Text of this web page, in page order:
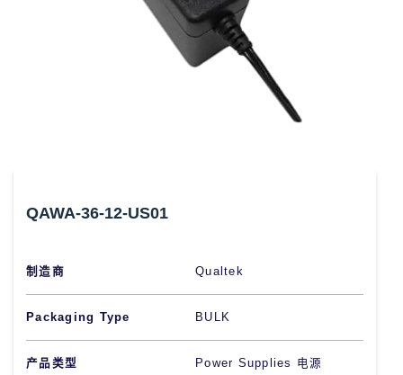
QAWA-36-12-US01
制造商 Qualtek
Packaging Type BULK
产品类型 Power Supplies 电源